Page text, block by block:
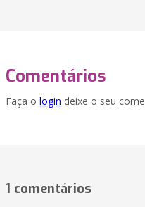
Comentários
Faça o login deixe o seu
1 comentários